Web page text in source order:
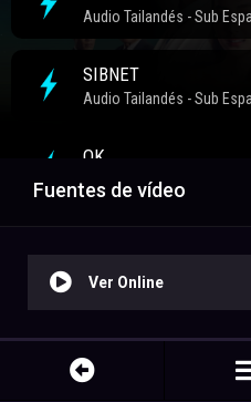
Fuentes de vídeo
Ver Online